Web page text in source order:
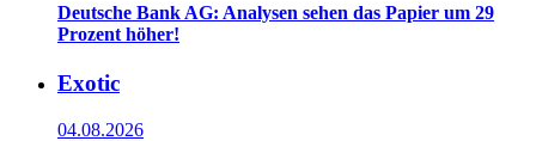
Deutsche Bank AG: Analysen sehen das Papier um 29
Prozent höher!
Exotic
04.08.2026